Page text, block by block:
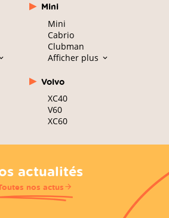
Mini
Mini
Cabrio
Clubman
Afficher plus
Volvo
XC40
V60
XC60
actualités
nos actus